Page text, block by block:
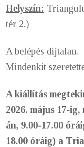
Helyszín:
tér 2.)
A belépés díjtalan.
Mindenkit
A kiállítás
2026. május 17-
án, 9.00-17.00
18.00 óráig) a